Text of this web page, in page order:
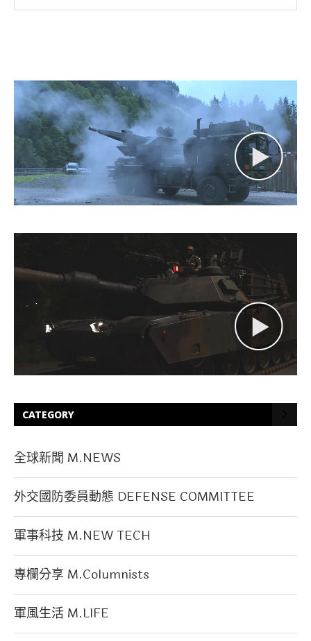
CATEGORY
全球新聞 M.NEWS
外交國防委員動態 DEFENSE COMMITTEE
軍事科技 M.NEW TECH
專欄分享 M.Columnists
軍風生活 M.LIFE